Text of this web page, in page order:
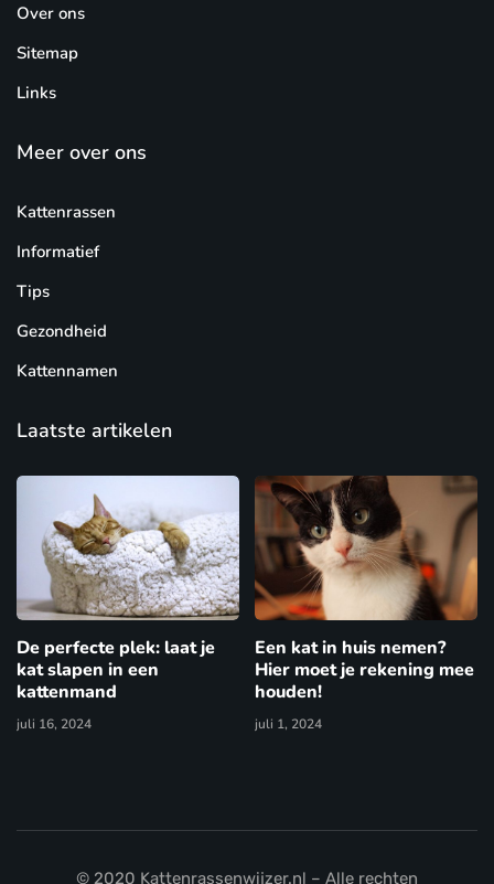
Over ons
Sitemap
Links
Meer over ons
Kattenrassen
Informatief
Tips
Gezondheid
Kattennamen
Laatste artikelen
De perfecte plek: laat je
kat slapen in een
kattenmand
juli 16, 2024
Een kat in huis nemen?
Hier moet je rekening mee
houden!
juli 1, 2024
© 2020 Kattenrassenwijzer.nl – Alle rechten